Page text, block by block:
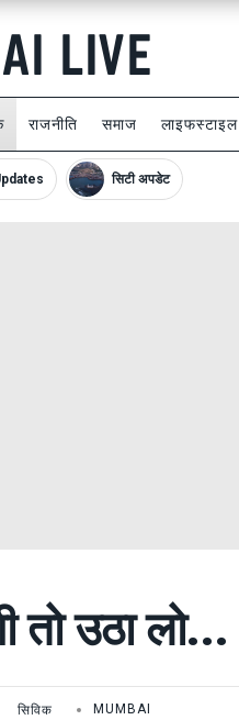
राजनीति समाज लाइफस्टाइल
सिटी अपडेट
तो उठा लो...
सिविक MUMBAI